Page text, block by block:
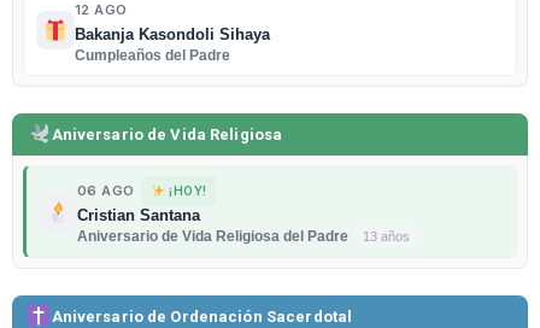
12 AGO
Bakanja Kasondoli Sihaya
Cumpleaños del Padre
Aniversario de Vida Religiosa
06 AGO ¡HOY!
Cristian Santana
Aniversario de Vida Religiosa del Padre
13 años
Aniversario de Ordenación Sacerdotal